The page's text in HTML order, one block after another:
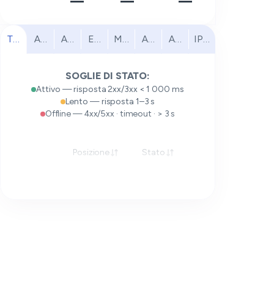
Tutti America del Nord
America del Sud
EuropaMedio Oriente
Africa Asia Pacifico
IPv6
SOGLIE DI STATO:
Attivo — risposta 2xx/3xx < 1 000 ms
Lento — risposta 1–3 s
Offline — 4xx/5xx · timeout · > 3 s
Posizione Stato